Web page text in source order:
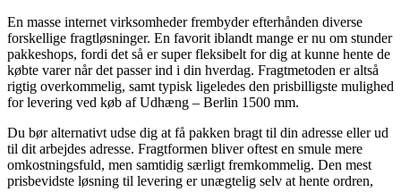
En masse internet virksomheder frembyder efterhånden diverse
forskellige fragtløsninger. En favorit iblandt mange er nu om stunder
pakkeshops, fordi det så er super fleksibelt for dig at kunne hente de
købte varer når det passer ind i din hverdag. Fragtmetoden er altså
rigtig overkommelig, samt typisk ligeledes den prisbilligste mulighed
for levering ved køb af Udhæng – Berlin 1500 mm.
Du bør alternativt udse dig at få pakken bragt til din adresse eller ud
til dit arbejdes adresse. Fragtformen bliver oftest en smule mere
omkostningsfuld, men samtidig særligt fremkommelig. Den mest
prisbevidste løsning til levering er unægtelig selv at hente ordren,